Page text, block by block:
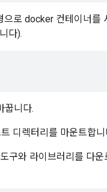
로 docker 컨테이너를
다).
꿉니다.
디렉터리를 마운트합
구와 라이브러리를 다운